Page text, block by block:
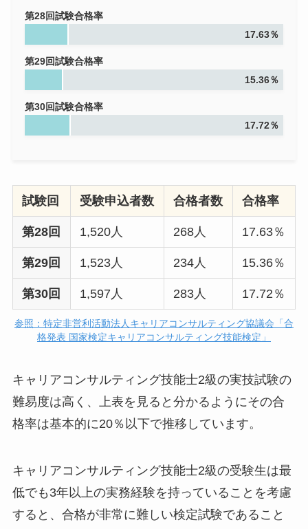
第28回試験合格率
17.63％
第29回試験合格率
15.36％
第30回試験合格率
17.72％
試験回 受験申込者数 合格者数 合格率
第28回 1,520人 268人 17.63％
第29回 1,523人 234人 15.36％
第30回 1,597人 283人 17.72％
参照：特定非営利活動法人キャリアコンサルティング協議会「合
格発表 国家検定キャリアコンサルティング技能検定」
キャリアコンサルティング技能士2級の実技試験の
難易度は高く、上表を見ると分かるようにその合
格率は基本的に20％以下で推移しています。
キャリアコンサルティング技能士2級の受験生は最
低でも3年以上の実務経験を持っていることを考慮
すると、合格が非常に難しい検定試験であること